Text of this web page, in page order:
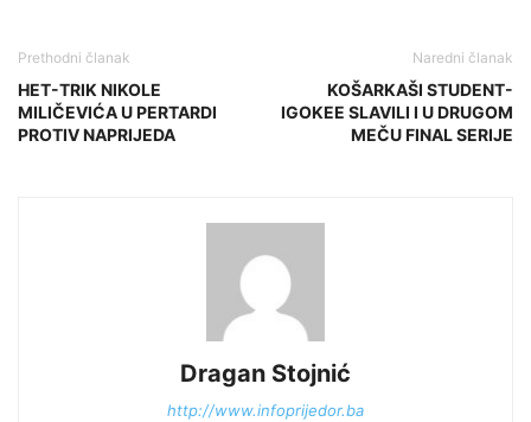
Prethodni članak
HET-TRIK NIKOLE
MILIČEVIĆA U PERTARDI
PROTIV NAPRIJEDA
Naredni članak
KOŠARKAŠI STUDENT-
IGOKEE SLAVILI I U DRUGOM
MEČU FINAL SERIJE
Dragan Stojnić
http://www.infoprijedor.ba